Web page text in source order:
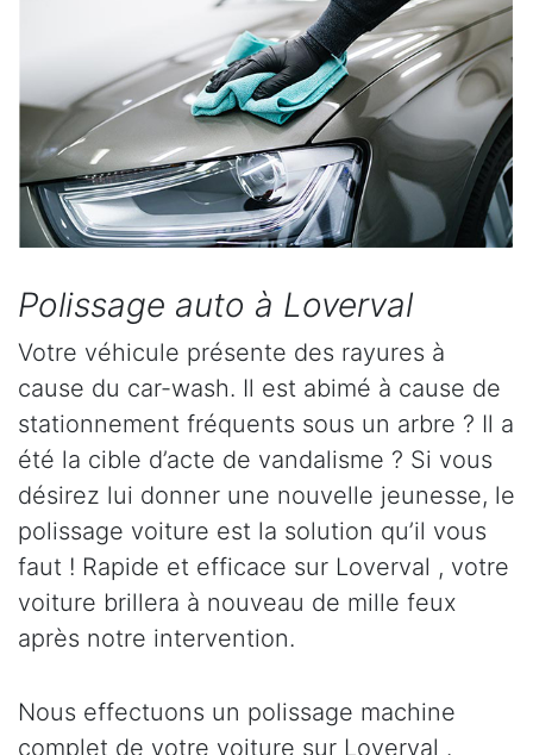
Polissage auto à Loverval
Votre véhicule présente des rayures à
cause du car-wash. Il est abimé à cause de
stationnement fréquents sous un arbre ? Il a
été la cible d’acte de vandalisme ? Si vous
désirez lui donner une nouvelle jeunesse, le
polissage voiture est la solution qu’il vous
faut ! Rapide et efficace sur Loverval , votre
voiture brillera à nouveau de mille feux
après notre intervention.
Nous effectuons un polissage machine
complet de votre voiture sur Loverval .